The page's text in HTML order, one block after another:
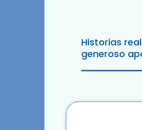
Historias
generoso